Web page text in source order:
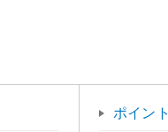
ポイント